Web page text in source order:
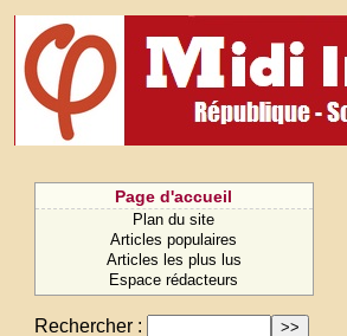
Page d'accueil
Plan du site
Articles populaires
Articles les plus lus
Espace rédacteurs
Rechercher :